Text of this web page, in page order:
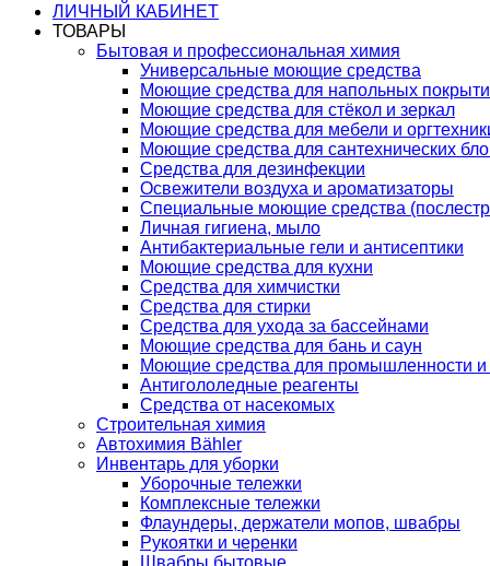
ЛИЧНЫЙ КАБИНЕТ
ТОВАРЫ
Бытовая и профессиональная химия
Универсальные моющие средства
Моющие средства для напольных
Моющие средства для стёкол и зеркал
Моющие средства для мебели и
Моющие средства для сантехнических
Средства для дезинфекции
Освежители воздуха и ароматизаторы
Специальные моющие средства
Личная гигиена, мыло
Антибактериальные гели и антисептики
Моющие средства для кухни
Средства для химчистки
Средства для стирки
Средства для ухода за бассейнами
Моющие средства для бань и саун
Моющие средства для промышленности и
Антигололедные реагенты
Средства от насекомых
Строительная химия
Автохимия Bähler
Инвентарь для уборки
Уборочные тележки
Комплексные тележки
Флаундеры, держатели мопов, швабры
Рукоятки и черенки
Швабры бытовые